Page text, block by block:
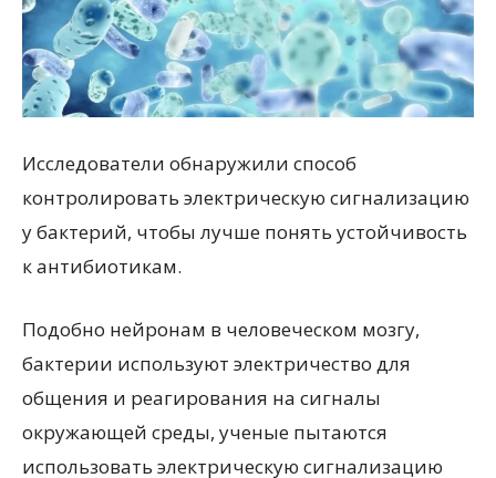
Исследователи обнаружили способ
контролировать электрическую сигнализацию
у бактерий, чтобы лучше понять устойчивость
к антибиотикам.
Подобно нейронам в человеческом мозгу,
бактерии используют электричество для
общения и реагирования на сигналы
окружающей среды, ученые пытаются
использовать электрическую сигнализацию